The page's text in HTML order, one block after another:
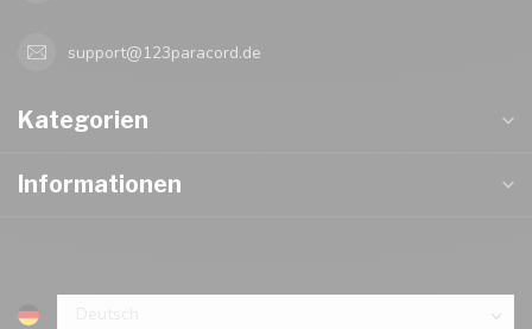
support@123paracord.de
Kategorien
Informationen